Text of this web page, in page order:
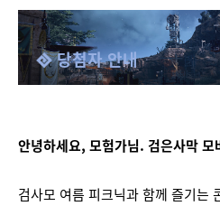
리
전
체
보
기
당첨자 안내
안녕하세요, 모험가님. 검은사막 모
검사모 여름 피크닉과 함께 즐기는